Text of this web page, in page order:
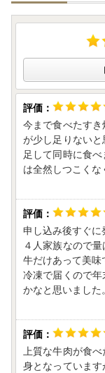
今まで食べたす
が少し足りない
足して同時に食
は全然しつこく
申し込み後すぐに
４人家族なので
牛だけあって美味
冷凍で届くので
かなと思いました
上質な牛肉が食
身となっていま